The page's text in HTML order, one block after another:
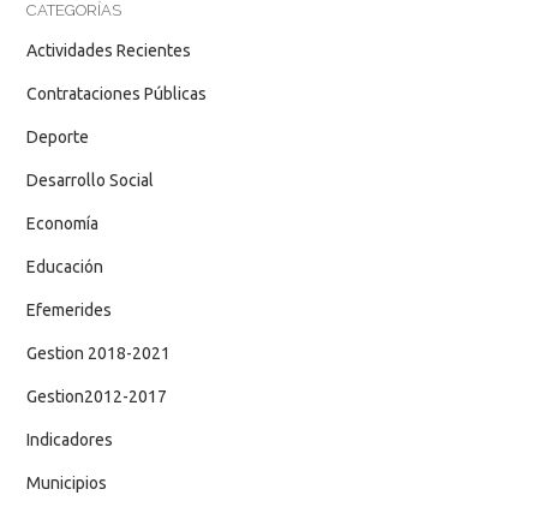
CATEGORÍAS
Actividades Recientes
Contrataciones Públicas
Deporte
Desarrollo Social
Economía
Educación
Efemerides
Gestion 2018-2021
Gestion2012-2017
Indicadores
Municipios